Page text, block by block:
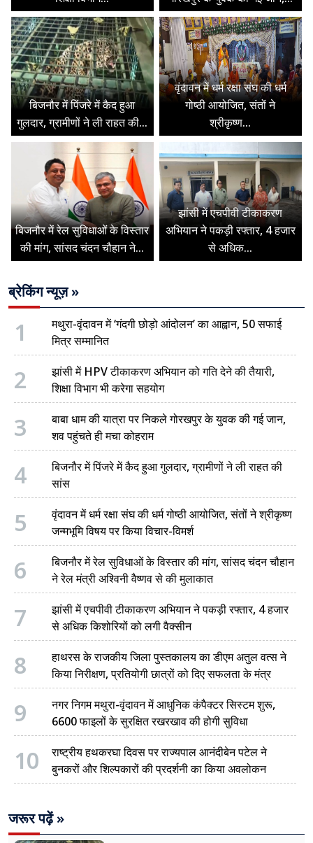
बिजनौर में पिंजरे में कैद हुआ
गुलदार, ग्रामीणों ने ली राहत की...
वृंदावन में धर्म रक्षा संघ की धर्म
गोष्ठी आयोजित, संतों ने
श्रीकृष्ण...
बिजनौर में रेल सुविधाओं के विस्तार
की मांग, सांसद चंदन चौहान ने...
झांसी में एचपीवी टीकाकरण
अभियान ने पकड़ी रफ्तार, 4 हजार
से अधिक...
ब्रेकिंग न्यूज़ »
1
मथुरा-वृंदावन में ‘गंदगी छोड़ो आंदोलन’ का आह्वान, 50 सफाई
मित्र सम्मानित
2
झांसी में HPV टीकाकरण अभियान को गति देने की तैयारी,
शिक्षा विभाग भी करेगा सहयोग
3
बाबा धाम की यात्रा पर निकले गोरखपुर के युवक की गई जान,
शव पहुंचते ही मचा कोहराम
4
बिजनौर में पिंजरे में कैद हुआ गुलदार, ग्रामीणों ने ली राहत की
सांस
5
वृंदावन में धर्म रक्षा संघ की धर्म गोष्ठी आयोजित, संतों ने श्रीकृष्ण
जन्मभूमि विषय पर किया विचार-विमर्श
6
बिजनौर में रेल सुविधाओं के विस्तार की मांग, सांसद चंदन चौहान
ने रेल मंत्री अश्विनी वैष्णव से की मुलाकात
7
झांसी में एचपीवी टीकाकरण अभियान ने पकड़ी रफ्तार, 4 हजार
से अधिक किशोरियों को लगी वैक्सीन
8
हाथरस के राजकीय जिला पुस्तकालय का डीएम अतुल वत्स ने
किया निरीक्षण, प्रतियोगी छात्रों को दिए सफलता के मंत्र
9
नगर निगम मथुरा-वृंदावन में आधुनिक कंपैक्टर सिस्टम शुरू,
6600 फाइलों के सुरक्षित रखरखाव की होगी सुविधा
10
राष्ट्रीय हथकरघा दिवस पर राज्यपाल आनंदीबेन पटेल ने
बुनकरों और शिल्पकारों की प्रदर्शनी का किया अवलोकन
जरूर पढ़ें »